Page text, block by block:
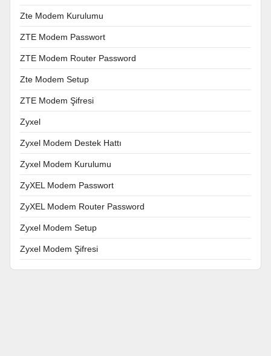
Zte Modem Kurulumu
ZTE Modem Passwort
ZTE Modem Router Password
Zte Modem Setup
ZTE Modem Şifresi
Zyxel
Zyxel Modem Destek Hattı
Zyxel Modem Kurulumu
ZyXEL Modem Passwort
ZyXEL Modem Router Password
Zyxel Modem Setup
Zyxel Modem Şifresi